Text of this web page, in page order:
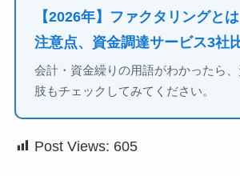
【2026年】ファクタリングと
注意点、資金調達サービス3社
会計・資金繰りの用語がわかったら
肢もチェックしてみてください。
Post Views: 605